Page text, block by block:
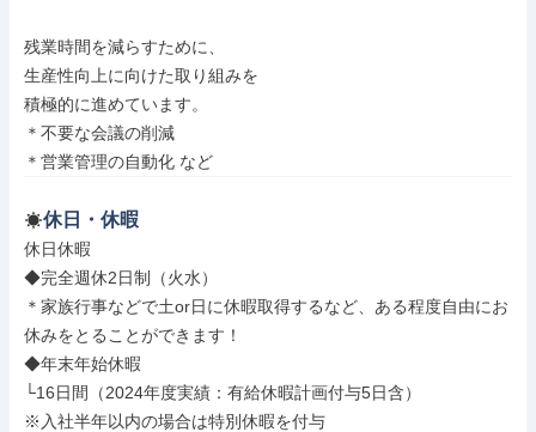
残業時間を減らすために、
生産性向上に向けた取り組みを
積極的に進めています。
＊不要な会議の削減
＊営業管理の自動化 など
休日・休暇
休日休暇
◆完全週休2日制（火水）
＊家族行事などで土or日に休暇取得するなど、ある程度自由にお
休みをとることができます！
◆年末年始休暇
└16日間（2024年度実績：有給休暇計画付与5日含）
※入社半年以内の場合は特別休暇を付与